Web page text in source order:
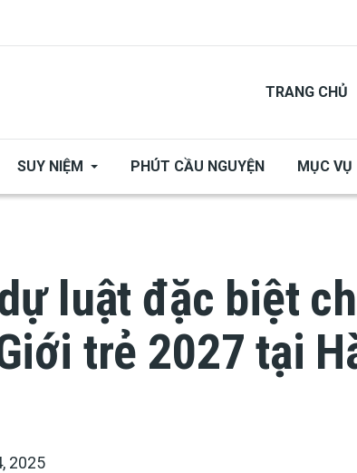
TRANG CHỦ
SUY NIỆM PHÚT CẦU NGUYỆN MỤC VỤ
luật đặc biệt
trẻ 2027 tại
2025